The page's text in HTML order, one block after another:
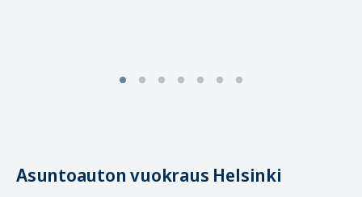
Asuntoauton vuokraus Helsinki